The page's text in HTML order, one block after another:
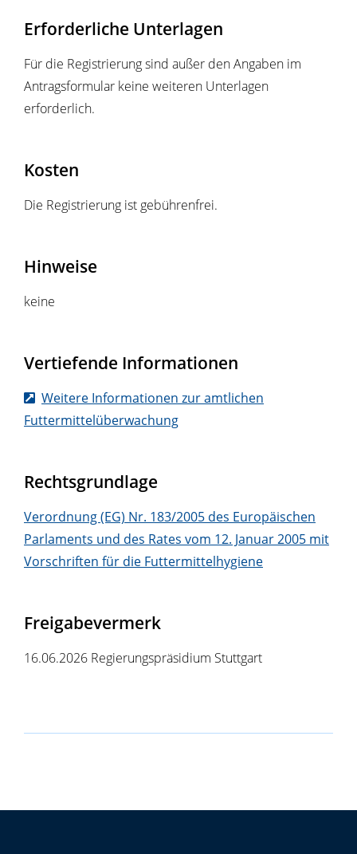
Erforderliche Unterlagen
Für die Registrierung sind außer den Angaben im
Antragsformular keine weiteren Unterlagen
erforderlich.
Kosten
Die Registrierung ist gebührenfrei.
Hinweise
keine
Vertiefende Informationen
Weitere Informationen zur amtlichen
Futtermittelüberwachung
Rechtsgrundlage
Verordnung (EG) Nr. 183/2005 des Europäischen
Parlaments und des Rates vom 12. Januar 2005 mit
Vorschriften für die Futtermittelhygiene
Freigabevermerk
16.06.2026 Regierungspräsidium Stuttgart